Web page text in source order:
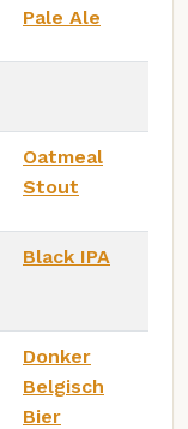
Pale Ale
Oatmeal
Stout
Black IPA
Donker
Belgisch
Bier